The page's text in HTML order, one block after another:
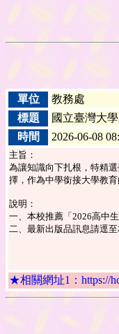
單位
教務處
標題
國立臺灣大
時間
2026-06-08
主旨：
為讓知識向下扎根，特精
擇，作為中學銜接大學教
說明：
一、本校推薦「2026高中
二、最新出版品訊息請逕
★相關網址1：https://